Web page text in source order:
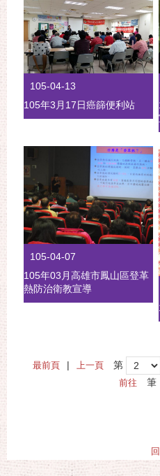
105-04-13
105年3月17日癌篩便利站
105-04-07
105年03月高雄市鳳山區登革
熱防治衛教宣導
最前頁 | 上一頁 第
筆